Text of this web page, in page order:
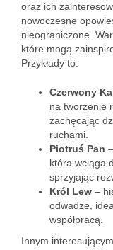
oraz ich
nowoczesne
nieograniczone.
które mogą
Przykłady to:
Czerwony
na tworzenie
zachęcając
ruchami.
Piotruś Pan
która wciąga
sprzyjając
Król Lew –
odwadze,
współpracą.
Innym